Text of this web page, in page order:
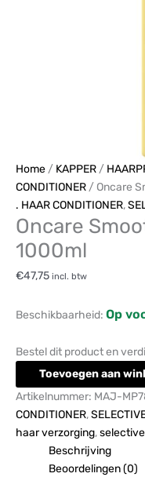
Home / KAPPER /
CONDITIONER / Oncare
. HAAR CONDITIONER,
Oncare
1000ml
€47,75 incl. btw
Beschikbaarheid: Op
Bestel dit product en
Toevoegen aan
Artikelnummer: MAJ-
CONDITIONER,
haar verzorging,
Beschrijving
Beoordelingen (0)